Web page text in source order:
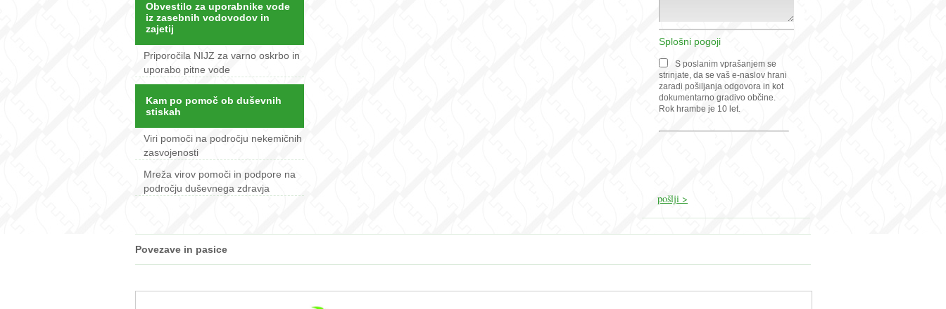
Obvestilo za uporabnike vode
iz zasebnih vodovodov in
zajetij
Priporočila NIJZ za varno oskrbo in
uporabo pitne vode
Kam po pomoč ob duševnih
stiskah
Viri pomoči na področju nekemičnih
zasvojenosti
Mreža virov pomoči in podpore na
področju duševnega zdravja
Splošni pogoji
S poslanim vprašanjem se
strinjate, da se vaš e-naslov hrani
zaradi pošiljanja odgovora in kot
dokumentarno gradivo občine.
Rok hrambe je 10 let.
Povezave in pasice